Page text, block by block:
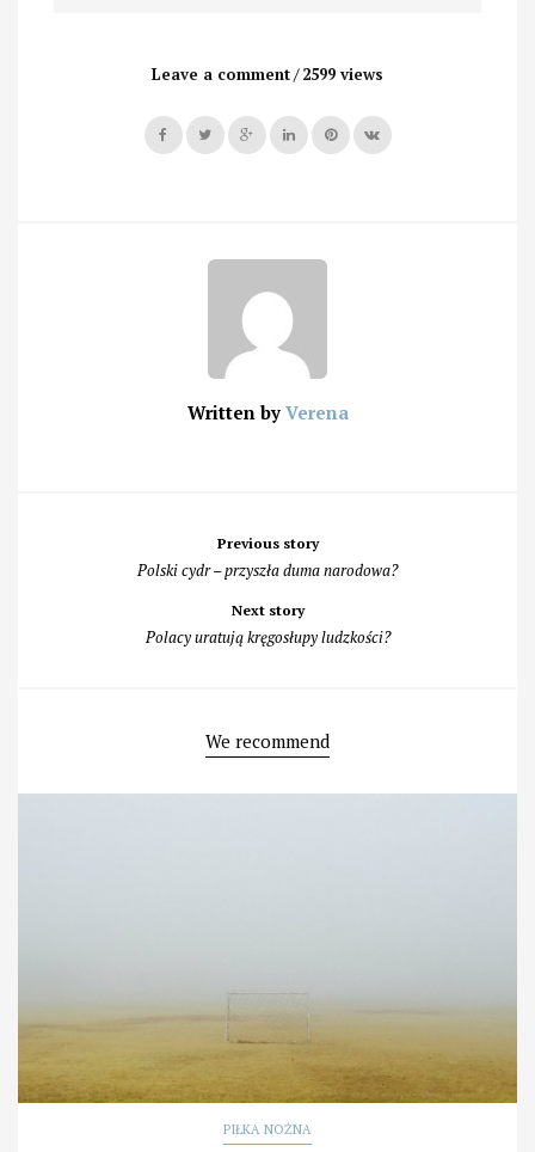
Leave a comment 2599 views
Written by Verena
navigation
Previous story
Polski cydr – przyszła duma narodowa?
Next story
Polacy uratują kręgosłupy ludzkości?
We recommend
PIŁKA NOŻNA